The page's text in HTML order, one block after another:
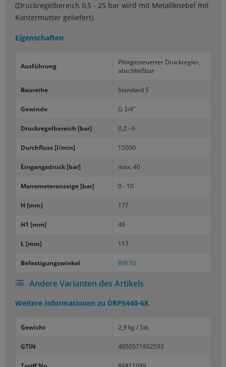
(Druckregelbereich 0,5 - 25 bar wird mit Metallknebel mit
Kontermutter geliefert).
Eigenschaften
Aus­füh­rung
Pi­lot­ge­steu­er­ter Druck­reg­ler,
ab­schließ­bar
Bau­rei­he Stan­dard 5
Ge­win­de G 3/4"
Druck­re­gel­be­reich [bar] 0,2 - 6
Durch­fluss [l/min] 15000
Ein­gangs­druck [bar] max. 40
Ma­no­me­ter­an­zei­ge [bar] 0 - 10
H [mm] 177
H1 [mm] 48
L [mm] 117
Be­fes­ti­gungs­win­kel BW 50
Andere Varianten des Artikels
Weitere Informationen zu DRP5440-6K
Gewicht 2,9 kg / Stk.
GTIN 4050571892593